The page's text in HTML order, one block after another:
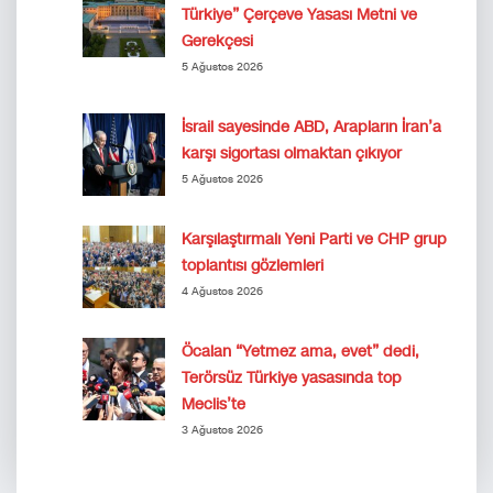
Türkiye” Çerçeve Yasası Metni ve
Gerekçesi
5 Ağustos 2026
İsrail sayesinde ABD, Arapların İran’a
karşı sigortası olmaktan çıkıyor
5 Ağustos 2026
Karşılaştırmalı Yeni Parti ve CHP grup
toplantısı gözlemleri
4 Ağustos 2026
Öcalan “Yetmez ama, evet” dedi,
Terörsüz Türkiye yasasında top
Meclis’te
3 Ağustos 2026